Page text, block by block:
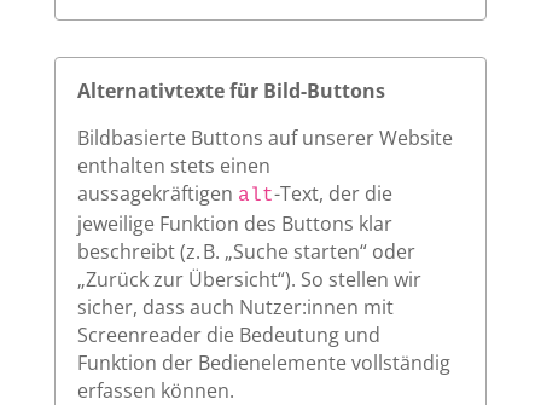
Alternativtexte für Bild-Buttons
Bildbasierte Buttons auf unserer Website
enthalten stets einen
aussagekräftigen alt-Text, der die
jeweilige Funktion des Buttons klar
beschreibt (z. B. „Suche starten“ oder
„Zurück zur Übersicht“). So stellen wir
sicher, dass auch Nutzer:innen mit
Screenreader die Bedeutung und
Funktion der Bedienelemente vollständig
erfassen können.